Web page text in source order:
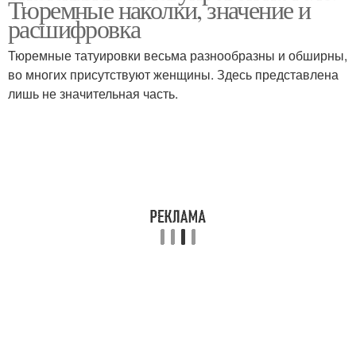
Тюремные наколки, значение и
расшифровка
Тюремные татуировки весьма разнообразны и обширны,
во многих присутствуют женщины. Здесь представлена
лишь не значительная часть.